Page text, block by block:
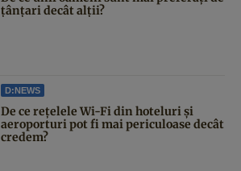
țânțari decât alții?
D:NEWS
De ce rețelele Wi-Fi din hoteluri și
aeroporturi pot fi mai periculoase decât
credem?